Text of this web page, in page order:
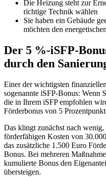
Die Heizung steht zur
richtige Technik wählen
Sie haben ein Gebäude
möchten den
Der 5 %-iSFP-
durch den
Einer der wichtigsten
sogenannte iSFP-Bonus: Wenn
die in Ihrem iSFP empfohlen
Förderbonus von 5
Das klingt zunächst nach
förderfähigen Kosten von
das zusätzliche 1.500 Euro
Bonus. Bei mehreren
kumulierte Bonus den
übersteigen.